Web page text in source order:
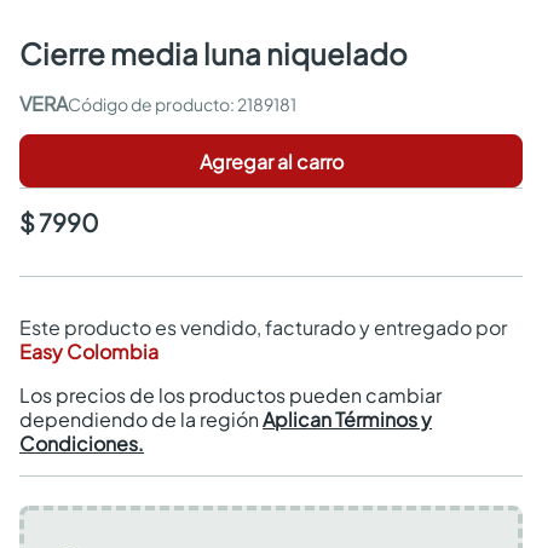
cierre media luna niquelado
VERA : 2189181
Agregar al carro
$ 7990
Este producto es vendido, facturado y entregado por
Easy Colombia
Los precios de los productos pueden cambiar
dependiendo de la regiónAplican Términos y
Condiciones.